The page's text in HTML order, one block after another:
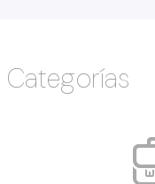
Categorías